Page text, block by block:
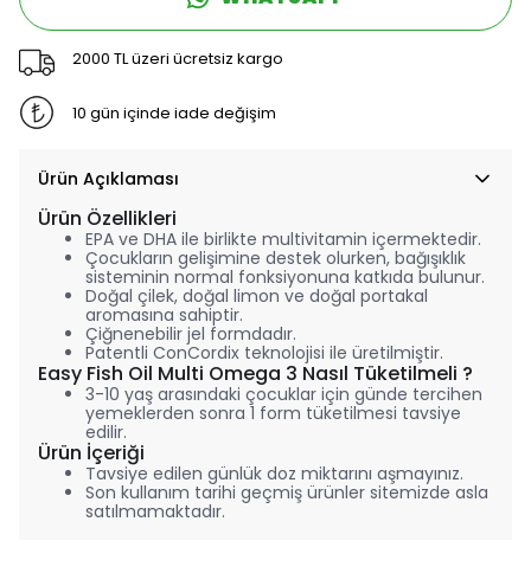
2000 TL üzeri ücretsiz kargo
10 gün içinde iade değişim
Ürün Açıklaması
Ürün Özellikleri
EPA ve DHA ile birlikte multivitamin içermektedir.
Çocukların gelişimine destek olurken, bağışıklık
sisteminin normal fonksiyonuna katkıda bulunur.
Doğal çilek, doğal limon ve doğal portakal
aromasına sahiptir.
Çiğnenebilir jel formdadır.
Patentli ConCordix teknolojisi ile üretilmiştir.
Easy Fish Oil Multi Omega 3 Nasıl Tüketilmeli ?
3-10 yaş arasındaki çocuklar için günde tercihen
yemeklerden sonra 1 form tüketilmesi tavsiye
edilir.
Ürün İçeriği
Tavsiye edilen günlük doz miktarını aşmayınız.
Son kullanım tarihi geçmiş ürünler sitemizde asla
satılmamaktadır.